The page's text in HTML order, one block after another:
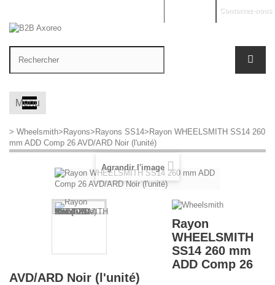
Contactez-nous
Menu
> Wheelsmith> Rayons> Rayons SS14> Rayon WHEELSMITH SS14 260
mm ADD Comp 26 AVD/ARD Noir (l'unité)
Agrandir l'image
Rayon
WHEELSMITH
SS14 260 mm
ADD Comp 26
AVD/ARD Noir (l'unité)